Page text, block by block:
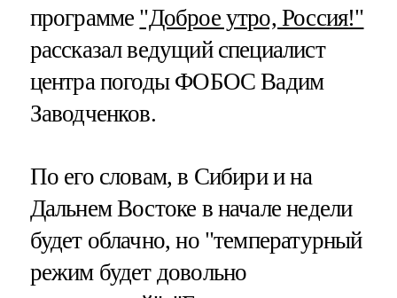
программе "Доброе утро, Россия!"
рассказал ведущий специалист
центра погоды ФОБОС Вадим
Заводченков.
По его словам, в Сибири и на
Дальнем Востоке в начале недели
будет облачно, но "температурный
режим будет довольно